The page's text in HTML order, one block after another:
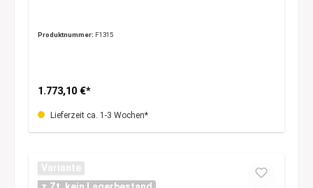
Produktnummer: F1315
1.773,10 €*
Lieferzeit ca. 1-3 Wochen*
Variante